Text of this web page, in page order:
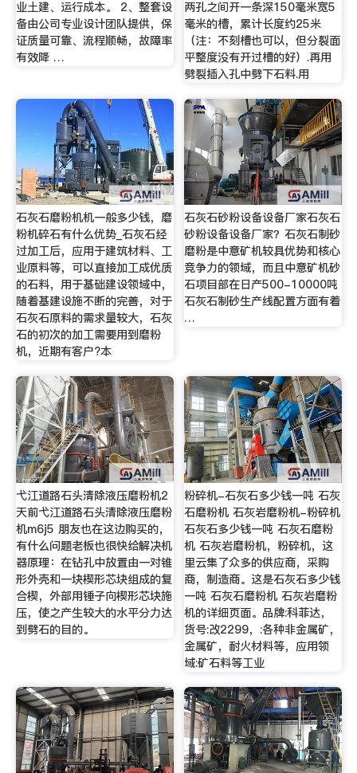
业土建、运行成本。 2、整套设
备由公司专业设计团队提供，保
证质量可靠、流程顺畅，故障率
有效降 …
两孔之间开一条深150毫米宽5
毫米的槽，累计长度约25米
（注：不刻槽也可以，但分裂面
平整度没有开过槽的好）.再用
劈裂插入孔中劈下石料.用
石灰石磨粉机机一般多少钱，磨
粉机碎石有什么优势_石灰石经
过加工后，应用于建筑材料、工
业原料等，可以直接加工成优质
的石料，用于基础建设领域中，
随着基建设施不断的完善，对于
石灰石原料的需求量较大，石灰
石的初次的加工需要用到磨粉
机，近期有客户?本
石灰石砂粉设备设备厂家石灰石
砂粉设备设备厂家？石灰石制砂
磨粉是中意矿机较具优势和核心
竞争力的领域，而且中意矿机砂
石项目部在日产500-10000吨
石灰石制砂生产线配置方面有着
…
弋江道路石头清除液压磨粉机2
天前弋江道路石头清除液压磨粉
机m6j5 朋友也在这边购买的，
有什么问题老板也很快给解决机
器原理：在钻孔中放置由一对锥
形外壳和一块楔形芯块组成的复
合楔，外部用锤子向楔形芯块施
压，使之产生较大的水平分力达
到劈石的目的。
粉碎机-石灰石多少钱一吨 石灰
石磨粉机 石灰岩磨粉机-粉碎机
石灰石多少钱一吨 石灰石磨粉
机 石灰岩磨粉机，粉碎机，这
里云集了众多的供应商，采购
商，制造商。这是石灰石多少钱
一吨 石灰石磨粉机 石灰岩磨粉
机的详细页面。品牌:科菲达，
货号:改2299，:各种非金属矿，
金属矿，耐火材料等，应用领
域:矿石料等工业